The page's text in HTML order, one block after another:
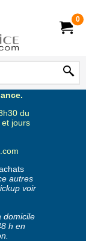
0
du
jours
autres
voir
domicile
h en